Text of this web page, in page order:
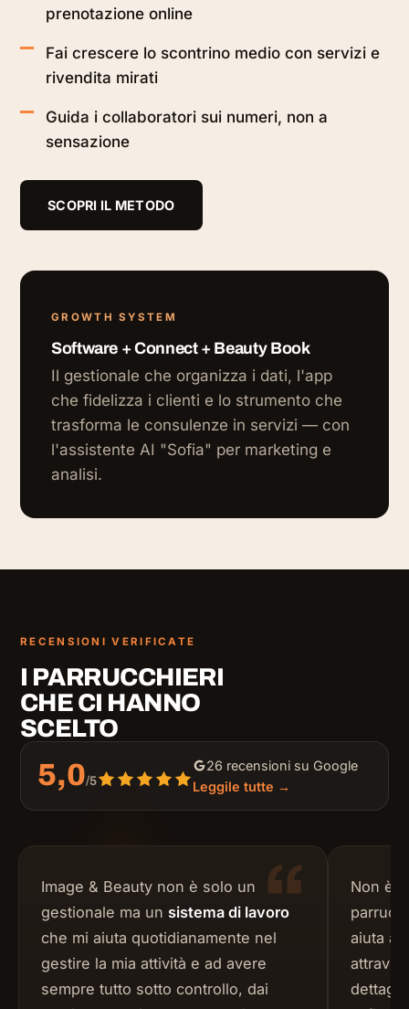
prenotazione online
Fai crescere lo scontrino medio con servizi e
rivendita mirati
Guida i collaboratori sui numeri, non a
sensazione
SCOPRI IL METODO
GROWTH SYSTEM
Software + Connect + Beauty Book
Il gestionale che organizza i dati, l'app
che fidelizza i clienti e lo strumento che
trasforma le consulenze in servizi — con
l'assistente AI "Sofia" per marketing e
analisi.
RECENSIONI VERIFICATE
I PARRUCCHIERI
CHE CI HANNO
SCELTO
5,0/5
26 recensioni su Google
Leggile tutte →
“
Image & Beauty non è solo un
gestionale ma un sistema di lavoro
che mi aiuta quotidianamente nel
gestire la mia attività e ad avere
sempre tutto sotto controllo, dai
Non è
aiuta a